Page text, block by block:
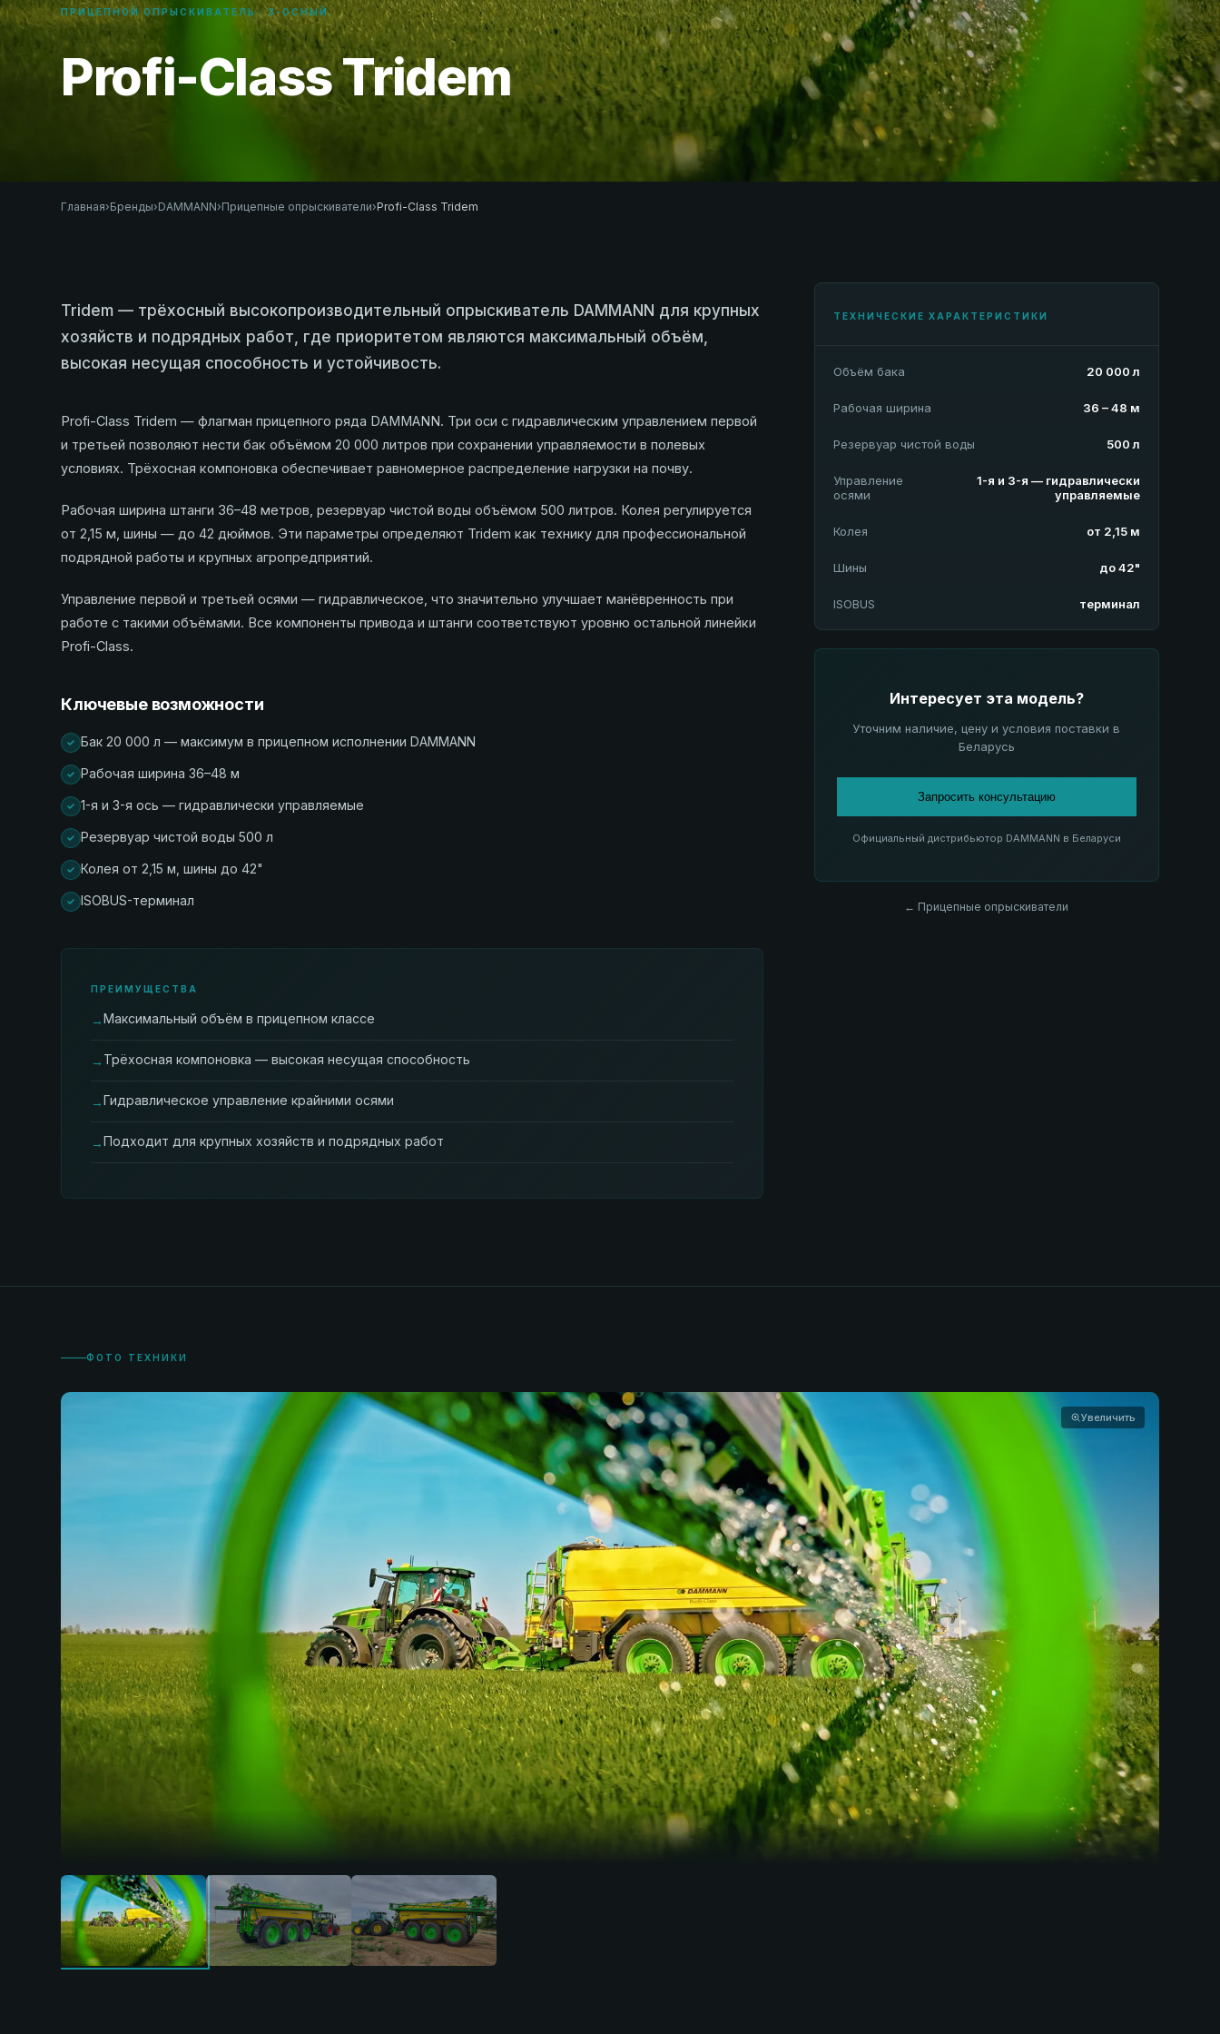
ПРИЦЕПНОЙ ОПРЫСКИВАТЕЛЬ · 3-ОСНЫЙ
Profi-Class Tridem
Главная›Бренды›DAMMANN›Прицепные опрыскиватели›Profi-Class Tridem
Tridem — трёхосный высокопроизводительный опрыскиватель DAMMANN для крупных
хозяйств и подрядных работ, где приоритетом являются максимальный объём,
высокая несущая способность и устойчивость.
Profi-Class Tridem — флагман прицепного ряда DAMMANN. Три оси с гидравлическим управлением первой
и третьей позволяют нести бак объёмом 20 000 литров при сохранении управляемости в полевых
условиях. Трёхосная компоновка обеспечивает равномерное распределение нагрузки на почву.
Рабочая ширина штанги 36–48 метров, резервуар чистой воды объёмом 500 литров. Колея регулируется
от 2,15 м, шины — до 42 дюймов. Эти параметры определяют Tridem как технику для профессиональной
подрядной работы и крупных агропредприятий.
Управление первой и третьей осями — гидравлическое, что значительно улучшает манёвренность при
работе с такими объёмами. Все компоненты привода и штанги соответствуют уровню остальной линейки
Profi-Class.
Ключевые возможности
Бак 20 000 л — максимум в прицепном исполнении DAMMANN
Рабочая ширина 36–48 м
1-я и 3-я ось — гидравлически управляемые
Резервуар чистой воды 500 л
Колея от 2,15 м, шины до 42"
ISOBUS-терминал
ПРЕИМУЩЕСТВА
→Максимальный объём в прицепном классе
→ Трёхосная компоновка — высокая несущая способность
→Гидравлическое управление крайними осями
→Подходит для крупных хозяйств и подрядных работ
ТЕХНИЧЕСКИЕ ХАРАКТЕРИСТИКИ
Объём бака 20 000 л
Рабочая ширина 36 – 48 м
Резервуар чистой воды 500 л
Управление
осями
1-я и 3-я — гидравлически
управляемые
Колея от 2,15 м
Шины до 42"
ISOBUS терминал
Интересует эта модель?
Уточним наличие, цену и условия поставки в
Беларусь
Запросить консультацию
Официальный дистрибьютор DAMMANN в Беларуси
← Прицепные опрыскиватели
ФОТО ТЕХНИКИ
Увеличить